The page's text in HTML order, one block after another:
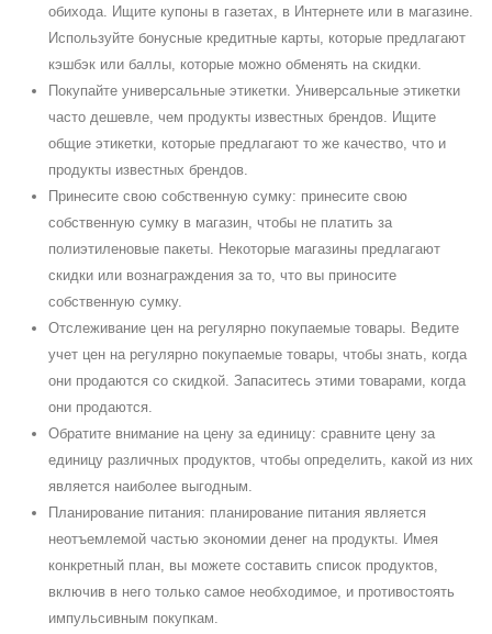
обихода. Ищите купоны в газетах, в Интернете или в магазине.
Используйте бонусные кредитные карты, которые предлагают
кэшбэк или баллы, которые можно обменять на скидки.
Покупайте универсальные этикетки. Универсальные этикетки
часто дешевле, чем продукты известных брендов. Ищите
общие этикетки, которые предлагают то же качество, что и
продукты известных брендов.
Принесите свою собственную сумку: принесите свою
собственную сумку в магазин, чтобы не платить за
полиэтиленовые пакеты. Некоторые магазины предлагают
скидки или вознаграждения за то, что вы приносите
собственную сумку.
Отслеживание цен на регулярно покупаемые товары. Ведите
учет цен на регулярно покупаемые товары, чтобы знать, когда
они продаются со скидкой. Запаситесь этими товарами, когда
они продаются.
Обратите внимание на цену за единицу: сравните цену за
единицу различных продуктов, чтобы определить, какой из них
является наиболее выгодным.
Планирование питания: планирование питания является
неотъемлемой частью экономии денег на продукты. Имея
конкретный план, вы можете составить список продуктов,
включив в него только самое необходимое, и противостоять
импульсивным покупкам.